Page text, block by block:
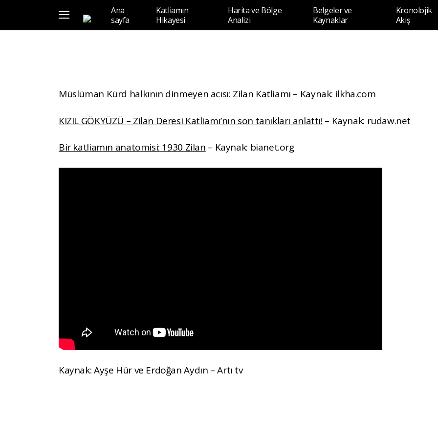
main
Menu
Ana
sayfa
Katliamın
Hikayesi
Harita ve Bölge
Analizi
Belgeler ve
Kaynaklar
Kronolojik
Akış
Müslüman Kürd halkının dinmeyen acısı: Zilan Katliamı – Kaynak: ilkha.com
KIZIL GÖKYÜZÜ – Zilan Deresi Katliamı’nın son tanıkları anlattı! – Kaynak: rudaw.net
Bir katliamın anatomisi: 1930 Zilan – Kaynak: bianet.org
Kaynak: Ayşe Hür ve Erdoğan Aydın – Artı tv